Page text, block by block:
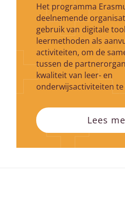
Het programma
deelnemende
gebruik van digitale
leermethoden als
activiteiten, om de
tussen de
kwaliteit van leer- en
onderwijsactiviteiten
Lees